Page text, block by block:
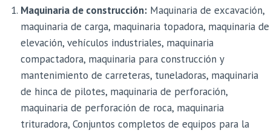
Maquinaria de construcción: Maquinaria de excavación,
maquinaria de carga, maquinaria topadora, maquinaria de
elevación, vehículos industriales, maquinaria
compactadora, maquinaria para construcción y
mantenimiento de carreteras, tuneladoras, maquinaria
de hinca de pilotes, maquinaria de perforación,
maquinaria de perforación de roca, maquinaria
trituradora, Conjuntos completos de equipos para la